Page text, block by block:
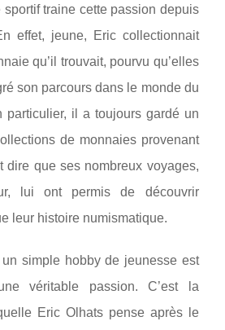
traine cette passion depuis
effet, jeune, Eric collectionnait
qu’il trouvait, pourvu qu’elles
son parcours dans le monde du
particulier, il a toujours gardé un
de monnaies provenant
dire que ses nombreux voyages,
lui ont permis de découvrir
leur histoire numismatique.
simple hobby de jeunesse est
véritable passion. C’est la
Eric Olhats pense après le